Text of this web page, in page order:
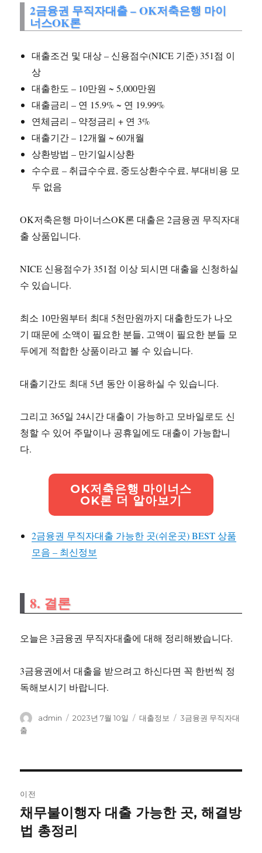
2금융권 무직자대출 – OK저축은행 마이
너스OK론
대출조건 및 대상 – 신용점수(NICE 기준) 351점 이
상
대출한도 – 10만원 ~ 5,000만원
대출금리 – 연 15.9% ~ 연 19.99%
연체금리 – 약정금리 + 연 3%
대출기간 – 12개월 ~ 60개월
상환방법 – 만기일시상환
수수료 – 취급수수료, 중도상환수수료, 부대비용 모
두 없음
OK저축은행 마이너스OK론 대출은 2금융권 무직자대
출 상품입니다.
NICE 신용점수가 351점 이상 되시면 대출을 신청하실
수 있습니다.
최소 10만원부터 최대 5천만원까지 대출한도가 나오
기 때문에 소액이 필요한 분들, 고액이 필요한 분들 모
두에게 적합한 상품이라고 볼 수 있습니다.
대출기간도 최대 5년 동안 이용하실 수 있습니다.
그리고 365일 24시간 대출이 가능하고 모바일로도 신
청할 수 있어 주말이나 공휴일에도 대출이 가능합니
다.
OK저축은행 마이너스
OK론 더 알아보기
2금융권 무직자대출 가능한 곳(쉬운곳) BEST 상품
모음 – 최신정보
8. 결론
오늘은 3금융권 무직자대출에 대해 정리해봤습니다.
3금융권에서 대출을 받으려고 하신다면 꼭 한번씩 정
독해보시기 바랍니다.
글
admin
작
2023년 7월 10일
카
대출정보
태
3금융권 무직자대
출
내
비
이전
이
전
채무불이행자 대출 가능한 곳, 해결방
법 총정리